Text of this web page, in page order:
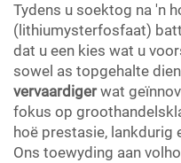
Tydens u soektog na 'n
(lithiumysterfosfaat)
dat u een kies wat u
sowel as topgehalte
vervaardigerwat
fokus op
hoë prestasie, lankdurig
Ons toewyding aan